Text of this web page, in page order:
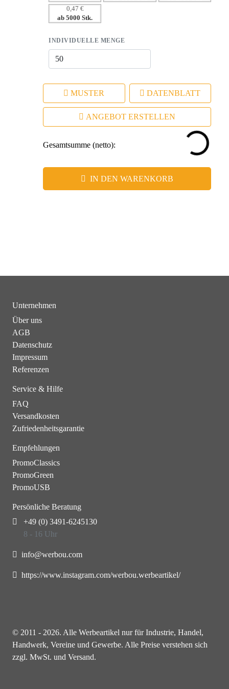
– Flexibles Branding mit verschiedenen
Werbeanbringungstechniken.
0,47 €
ab 5000 Stk.
INDIVIDUELLE MENGE
MUSTER DATENBLATT
ANGEBOT ERSTELLEN
Gesamtsumme (netto):
IN DEN WARENKORB
Unternehmen
Über uns
AGB
Datenschutz
Impressum
Referenzen
Service & Hilfe
FAQ
Versandkosten
Zufriedenheitsgarantie
Empfehlungen
PromoClassics
PromoGreen
PromoUSB
Persönliche Beratung
+49 (0) 3491-6245130
8 - 16 Uhr
info@werbou.com
https://www.instagram.com/werbou.werbeartikel/
© 2011 - 2026. Alle Werbeartikel nur für Industrie, Handel,
Handwerk, Vereine und Gewerbe. Alle Preise verstehen sich
zzgl. MwSt. und Versand.